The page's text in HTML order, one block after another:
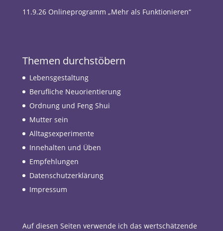
11.9.26 Onlineprogramm „Mehr als Funktionieren“
Themen durchstöbern
Lebensgestaltung
Berufliche Neuorientierung
Ordnung und Feng Shui
Mutter sein
Alltagsexperimente
Innehalten und Üben
Empfehlungen
Datenschutzerklärung
Impressum
Auf diesen Seiten verwende ich das wertschätzende